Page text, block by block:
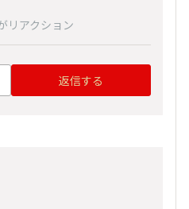
リアクション
返信する